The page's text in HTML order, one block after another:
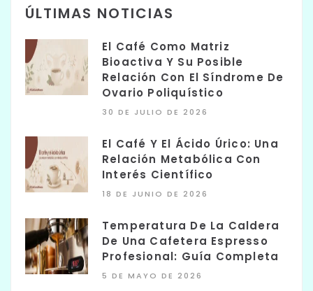
ÚLTIMAS NOTICIAS
El Café Como Matriz
Bioactiva Y Su Posible
Relación Con El Síndrome De
Ovario Poliquístico
30 DE JULIO DE 2026
El Café Y El Ácido Úrico: Una
Relación Metabólica Con
Interés Científico
18 DE JUNIO DE 2026
Temperatura De La Caldera
De Una Cafetera Espresso
Profesional: Guía Completa
5 DE MAYO DE 2026